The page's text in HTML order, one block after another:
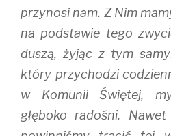
przynosi nam. Z Nim
na podstawie tego
duszą, żyjąc z tym
który przychodzi
w Komunii Świętej,
głęboko radośni.